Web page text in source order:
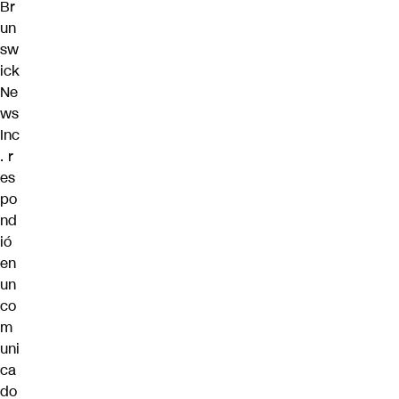
Br
un
sw
ick
Ne
ws
Inc
. r
es
po
nd
ió
en
un
co
m
uni
ca
do